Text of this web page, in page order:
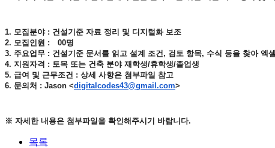
1. 모집분야 : 건설기준 자료 정리 및 디지털화 보조
2. 모집인원 : 00명
3. 주요업무 : 건설기준 문서를 읽고 설계 조건, 검토 항목, 수식 등을 찾아 엑
4. 지원자격 : 토목 또는 건축 분야 재학생/휴학생/졸업생
5. 급여 및 근무조건 : 상세 사항은 첨부파일 참고
6. 문의처 : Jason <digitalcodes43@gmail.com>
※ 자세한 내용은 첨부파일을 확인해주시기 바랍니다.
목록